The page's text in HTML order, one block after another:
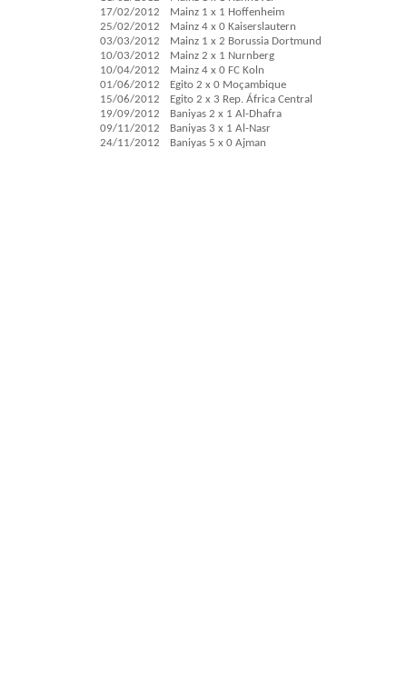
17/02/2012
25/02/2012
03/03/2012
10/03/2012
10/04/2012
01/06/2012
15/06/2012
19/09/2012
09/11/2012
24/11/2012
Mainz 1 x 1 Hoffenheim
Mainz 4 x 0 Kaiserslautern
Mainz 1 x 2 Borussia Dortmund
Mainz 2 x 1 Nurnberg
Mainz 4 x 0 FC Koln
Egito 2 x 0 Moçambique
Egito 2 x 3 Rep. África Central
Baniyas 2 x 1 Al-Dhafra
Baniyas 3 x 1 Al-Nasr
Baniyas 5 x 0 Ajman